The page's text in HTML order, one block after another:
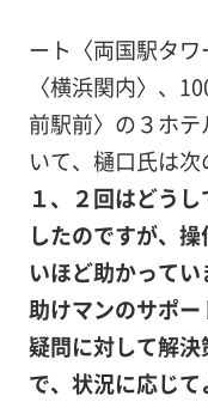
ート〈両国駅タ
〈横浜関内〉、
前駅前〉の３ホ
いて、樋口氏は
１、２回はどう
したのですが、
いほど助かって
助けマンのサポ
疑問に対して解
で、状況に応じ